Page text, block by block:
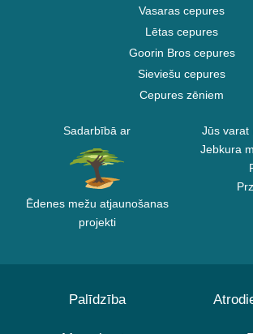
Vasaras cepures
Lētas cepures
Goorin Bros cepures
Sieviešu cepures
Cepures zēniem
Sadarbībā ar
Ēdenes mežu atjaunošanas
projekti
Jūs varat
Jebkura
Palīdzība